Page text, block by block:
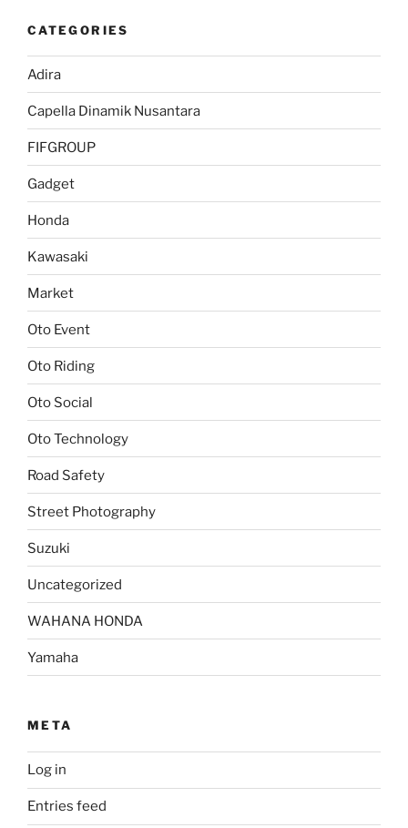
CATEGORIES
Adira
Capella Dinamik Nusantara
FIFGROUP
Gadget
Honda
Kawasaki
Market
Oto Event
Oto Riding
Oto Social
Oto Technology
Road Safety
Street Photography
Suzuki
Uncategorized
WAHANA HONDA
Yamaha
META
Log in
Entries feed